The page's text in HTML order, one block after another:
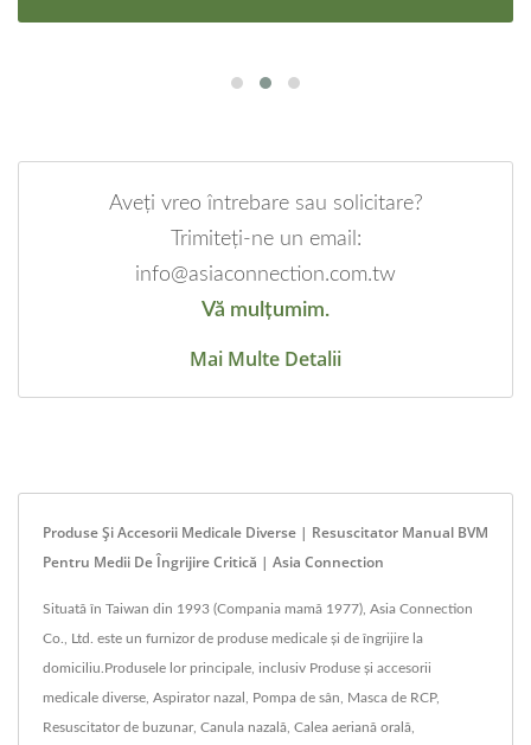
Aveți vreo întrebare sau solicitare?
Trimiteți-ne un email:
info@asiaconnection.com.tw
Vă mulțumim.
Mai Multe Detalii
Produse Și Accesorii Medicale Diverse | Resuscitator Manual BVM
Pentru Medii De Îngrijire Critică | Asia Connection
Situată în Taiwan din 1993 (Compania mamă 1977), Asia Connection
Co., Ltd. este un furnizor de produse medicale și de îngrijire la
domiciliu.Produsele lor principale, inclusiv Produse și accesorii
medicale diverse, Aspirator nazal, Pompa de sân, Masca de RCP,
Resuscitator de buzunar, Canula nazală, Calea aeriană orală,